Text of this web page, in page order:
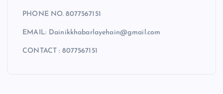
PHONE NO. 8077567151
EMAIL: Dainikkhabarlayehain@gmail.com
CONTACT : 8077567151